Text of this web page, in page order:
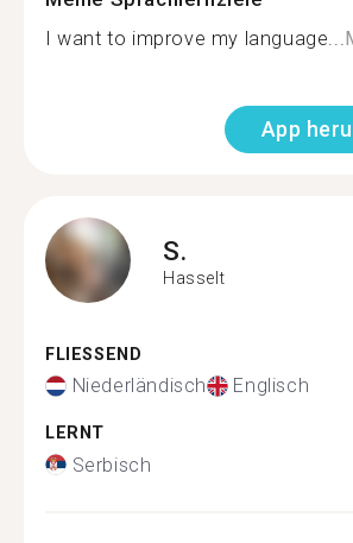
I want to improve my language...
App
S.
Hasselt
FLIESSEND
Niederländisch Englisch
LERNT
Serbisch